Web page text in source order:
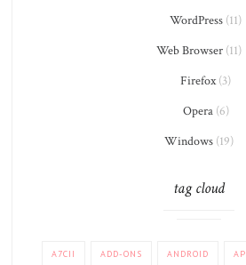
WordPress (11)
Web Browser (11)
Firefox(3)
Opera(6)
Windows (19)
tag cloud
A7CII ADD-ONS ANDROID